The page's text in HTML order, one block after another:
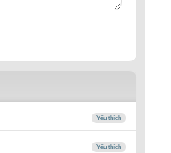
Yêu thích
Yêu thích